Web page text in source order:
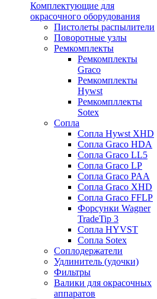
Комплектующие для
окрасочного оборудования
Пистолеты распылители
Поворотные узлы
Ремкомплекты
Ремкомплекты
Graco
Ремкомплекты
Hywst
Ремкомпллекты
Sotex
Сопла
Сопла Hywst XHD
Сопла Graco HDA
Сопла Graco LL5
Сопла Graco LP
Сопла Graco PAA
Сопла Graco XHD
Сопла Graco FFLP
Форсунки Wagner
TradeTip 3
Сопла HYVST
Сопла Sotex
Соплодержатели
Удлинитель (удочки)
Фильтры
Валики для окрасочных
аппаратов